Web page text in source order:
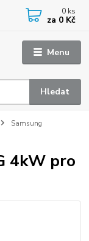
Menu
Hledat
0 ks
za 0 Kč
Samsung
4kW pro